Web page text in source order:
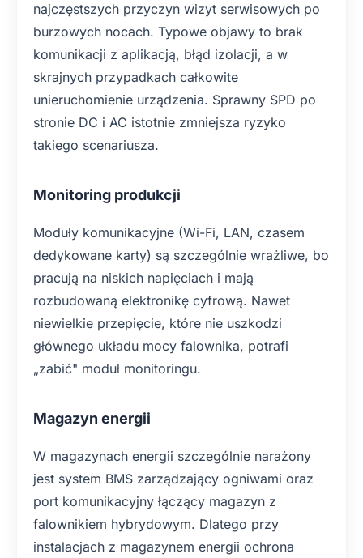
najczęstszych przyczyn wizyt serwisowych po
burzowych nocach. Typowe objawy to brak
komunikacji z aplikacją, błąd izolacji, a w
skrajnych przypadkach całkowite
unieruchomienie urządzenia. Sprawny SPD po
stronie DC i AC istotnie zmniejsza ryzyko
takiego scenariusza.
Monitoring produkcji
Moduły komunikacyjne (Wi-Fi, LAN, czasem
dedykowane karty) są szczególnie wrażliwe, bo
pracują na niskich napięciach i mają
rozbudowaną elektronikę cyfrową. Nawet
niewielkie przepięcie, które nie uszkodzi
głównego układu mocy falownika, potrafi
„zabić" moduł monitoringu.
Magazyn energii
W magazynach energii szczególnie narażony
jest system BMS zarządzający ogniwami oraz
port komunikacyjny łączący magazyn z
falownikiem hybrydowym. Dlatego przy
instalacjach z magazynem energii ochrona